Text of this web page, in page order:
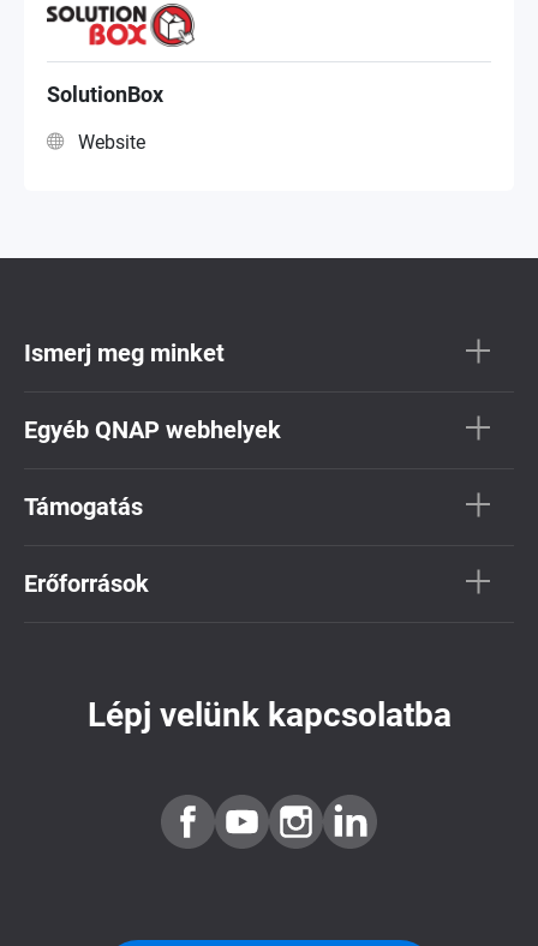
SolutionBox
Website
Ismerj meg minket
Egyéb QNAP webhelyek
Támogatás
Erőforrások
Lépj velünk kapcsolatba